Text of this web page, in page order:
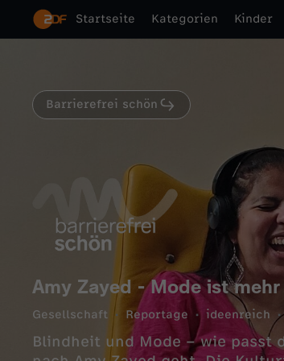
Startseite Kategorien Kinder
Barrierefrei schön
Amy Zayed - Mode ist
Gesellschaft Reportage ideenreich
Blindheit und Mode – wie passt